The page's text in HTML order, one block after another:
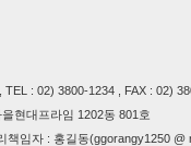
: 02) 3800-1234 , FAX : 02)
현대프라임 1202동 801호
책임자 : 홍길동(ggorangy1250 @